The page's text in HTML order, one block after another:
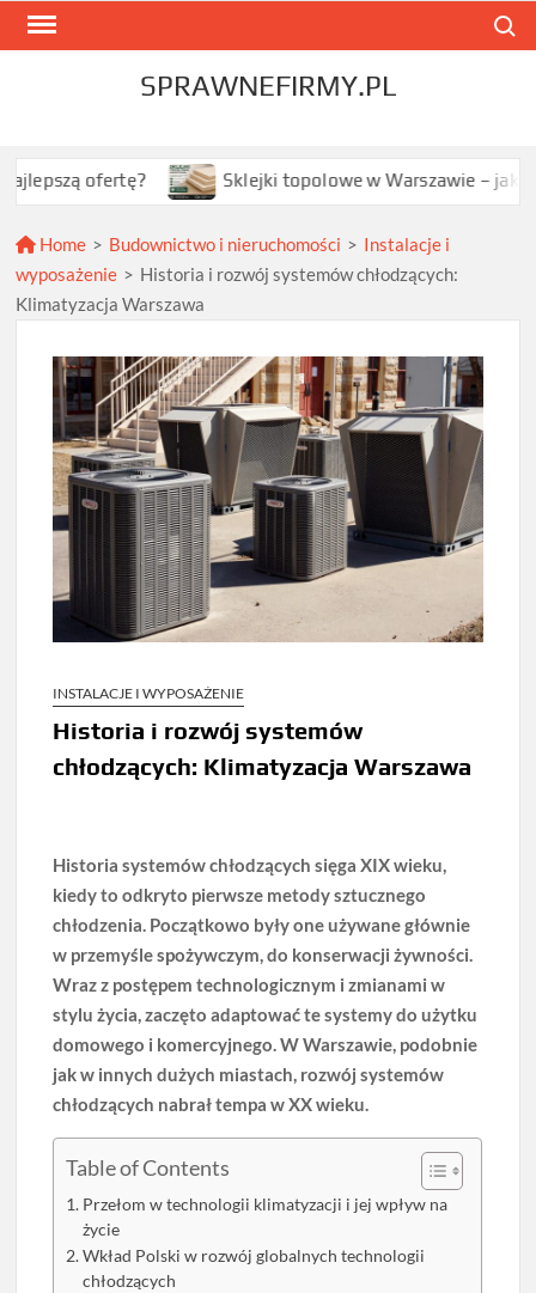
Skip
SPRAWNEFIRMY.PL
ofertę? Sklejki topolowe w Warszawie – jak wybrać
Home > Budownictwo i nieruchomości > Instalacje i
wyposażenie > Historia i rozwój systemów chłodzących:
Klimatyzacja Warszawa
INSTALACJE I WYPOSAŻENIE
Historia i rozwój systemów
chłodzących: Klimatyzacja Warszawa
Historia systemów chłodzących sięga XIX wieku,
kiedy to odkryto pierwsze metody sztucznego
chłodzenia. Początkowo były one używane głównie
w przemyśle spożywczym, do konserwacji żywności.
Wraz z postępem technologicznym i zmianami w
stylu życia, zaczęto adaptować te systemy do użytku
domowego i komercyjnego. W Warszawie, podobnie
jak w innych dużych miastach, rozwój systemów
chłodzących nabrał tempa w XX wieku.
Table of Contents
Przełom w technologii klimatyzacji i jej wpływ na
życie
Wkład Polski w rozwój globalnych technologii
chłodzących